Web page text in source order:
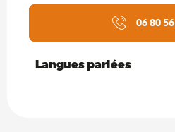
06 80
Langues parlées
Langues parlées